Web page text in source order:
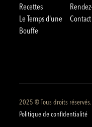
Recettes
Le Temps d'une
Bouffe
Contact
2025 © Tous droits
Politique de confidentialité